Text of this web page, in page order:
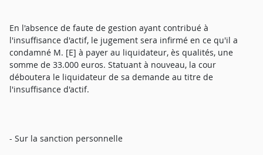
En l'absence de faute de gestion ayant contribué à
l'insuffisance d'actif, le jugement sera infirmé en ce qu'il a
condamné M. [E] à payer au liquidateur, ès qualités, une
somme de 33.000 euros. Statuant à nouveau, la cour
déboutera le liquidateur de sa demande au titre de
l'insuffisance d'actif.
- Sur la sanction personnelle